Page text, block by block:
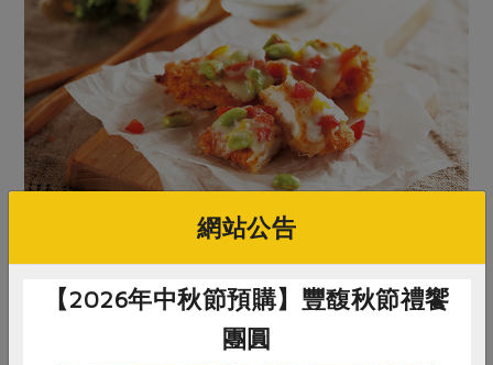
網站公告
【2026年中秋節預購】豐馥秋節禮饗
團圓